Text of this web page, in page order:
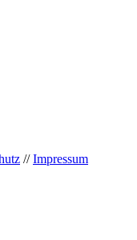
//Impressum